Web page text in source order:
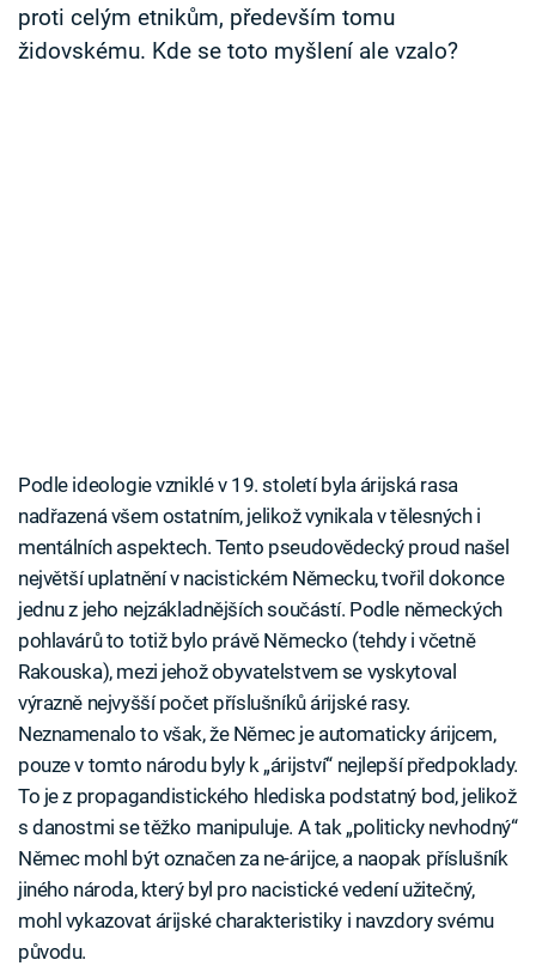
proti celým etnikům, především tomu
židovskému. Kde se toto myšlení ale vzalo?
Podle ideologie vzniklé v 19. století byla árijská rasa
nadřazená všem ostatním, jelikož vynikala v tělesných i
mentálních aspektech. Tento pseudovědecký proud našel
největší uplatnění v nacistickém Německu, tvořil dokonce
jednu z jeho nejzákladnějších součástí. Podle německých
pohlavárů to totiž bylo právě Německo (tehdy i včetně
Rakouska), mezi jehož obyvatelstvem se vyskytoval
výrazně nejvyšší počet příslušníků árijské rasy.
Neznamenalo to však, že Němec je automaticky árijcem,
pouze v tomto národu byly k „árijství“ nejlepší předpoklady.
To je z propagandistického hlediska podstatný bod, jelikož
s danostmi se těžko manipuluje. A tak „politicky nevhodný“
Němec mohl být označen za ne-árijce, a naopak příslušník
jiného národa, který byl pro nacistické vedení užitečný,
mohl vykazovat árijské charakteristiky i navzdory svému
původu.